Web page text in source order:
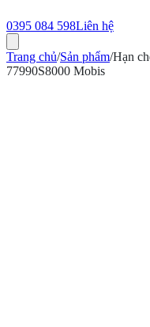
0395 084 598Liên hệ
Trang chủ/Sản phẩm/Hạn
77990S8000 Mobis